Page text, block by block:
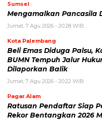
Sumsel
Mengamalkan Pancasila
Jumat, 7 Agu 2026 - 20:28 WIB
Kota Palembang
Beli Emas Diduga Palsu,
BUMN Tempuh Jalur
Dilaporkan Balik
Jumat, 7 Agu 2026 - 20:22 WIB
Pagar Alam
Ratusan Pendaftar Siap
Rekor Bentangkan 2026